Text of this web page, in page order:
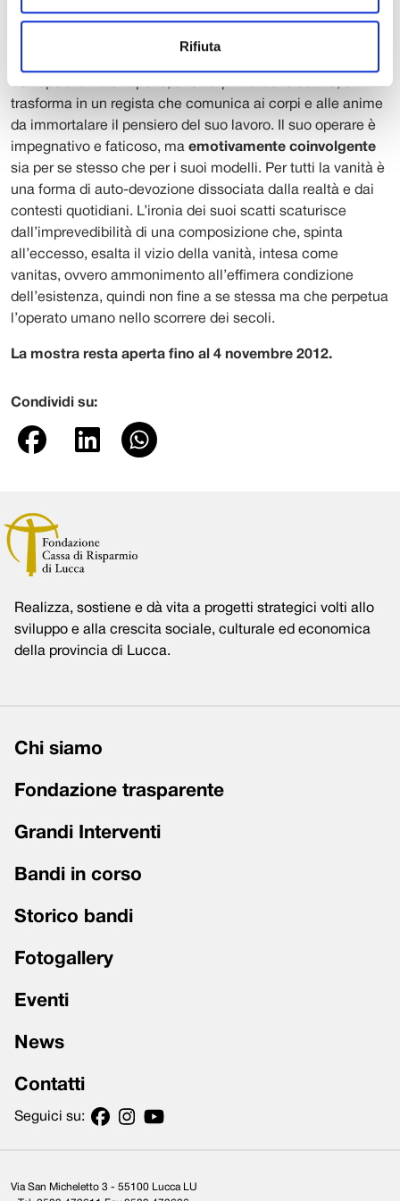
Rifiuta
maniacale, una scena dal vivo prima di disegnarla.
dell’opera di LaChapelle, che da prima dello scatto, si
trasforma in un regista che comunica ai corpi e alle anime
da immortalare il pensiero del suo lavoro. Il suo operare è
impegnativo e faticoso, ma emotivamente coinvolgente
sia per se stesso che per i suoi modelli. Per tutti la vanità è
una forma di auto-devozione dissociata dalla realtà e dai
contesti quotidiani. L’ironia dei suoi scatti scaturisce
dall’imprevedibilità di una composizione che, spinta
all’eccesso, esalta il vizio della vanità, intesa come
vanitas, ovvero ammonimento all’effimera condizione
dell’esistenza, quindi non fine a se stessa ma che perpetua
l’operato umano nello scorrere dei secoli.
La mostra resta aperta fino al 4 novembre 2012.
Condividi su:
Realizza, sostiene e dà vita a progetti strategici volti allo
sviluppo e alla crescita sociale, culturale ed economica
della provincia di Lucca.
Chi siamo
Fondazione trasparente
Grandi Interventi
Bandi in corso
Storico bandi
Fotogallery
Eventi
News
Contatti
Seguici su:
Via San Micheletto 3 - 55100 Lucca LU